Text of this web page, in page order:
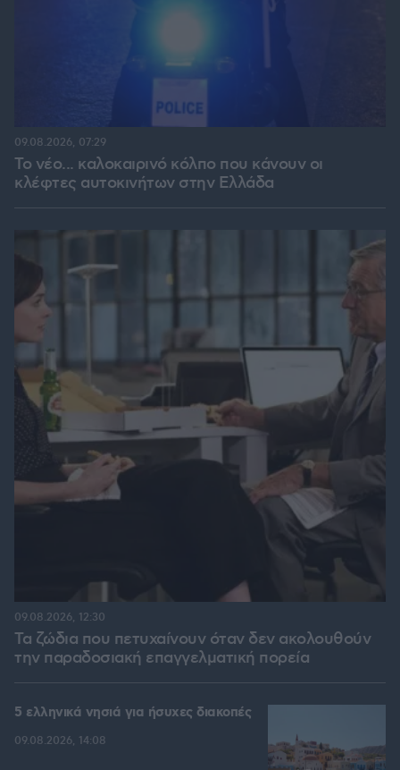
Το νέο... καλοκαιρινό κόλπο που κάνουν οι
κλέφτες αυτοκινήτων στην Ελλάδα
09.08.2026, 07:29
Τα ζώδια που πετυχαίνουν όταν δεν ακολουθούν
την παραδοσιακή επαγγελματική πορεία
09.08.2026, 12:30
5 ελληνικά νησιά για ήσυχες διακοπές
09.08.2026, 14:08